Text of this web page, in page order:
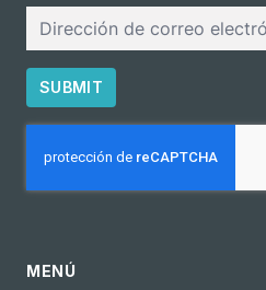
electrónico
SUBMIT
MENÚ